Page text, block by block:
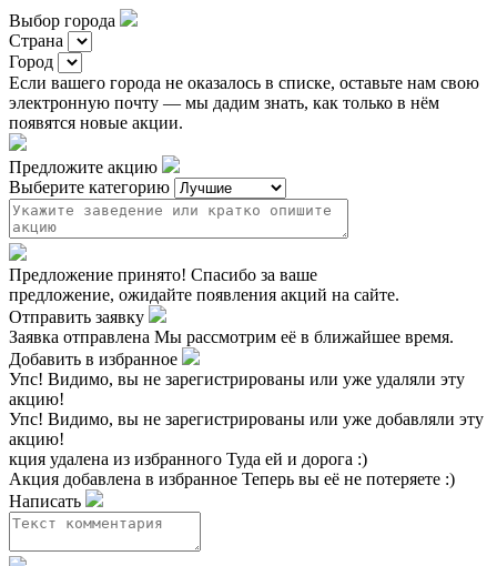
Выбор города
Страна
Город
Если вашего города не оказалось в списке, оставьте нам свою
электронную почту — мы дадим знать, как только в нём
появятся новые акции.
Предложите акцию
Выберите категорию
Предложение принято! Спасибо за ваше
предложение, ожидайте появления акций на сайте.
Отправить заявку
Заявка отправлена Мы рассмотрим её в ближайшее время.
Добавить в избранное
Упс! Видимо, вы не зарегистрированы или уже удаляли эту
акцию!
Упс! Видимо, вы не зарегистрированы или уже добавляли эту
акцию!
кция удалена из избранного Туда ей и дорога :)
Акция добавлена в избранное Теперь вы её не потеряете :)
Написать